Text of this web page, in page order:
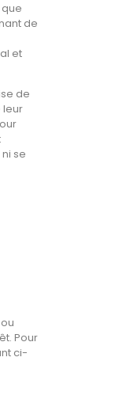
de
et
de
leur
se
Pour
ci-